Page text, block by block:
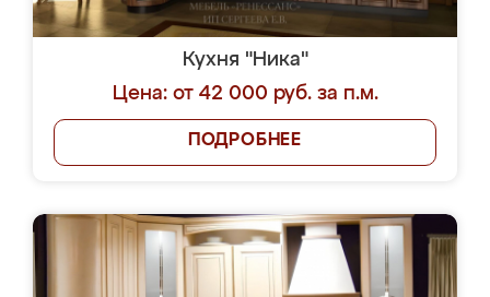
Кухня "Ника"
Цена: от 42 000 руб. за п.м.
ПОДРОБНЕЕ